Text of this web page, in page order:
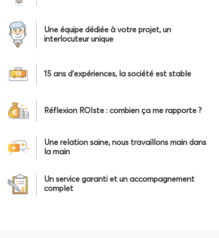
Une équipe dédiée à votre projet, un
interlocuteur unique
15 ans d’expériences, la société est stable
Réflexion ROIste : combien ça me rapporte ?
Une relation saine, nous travaillons main dans
la main
Un service garanti et un accompagnement
complet